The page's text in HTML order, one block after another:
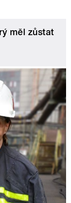
měl zůstat